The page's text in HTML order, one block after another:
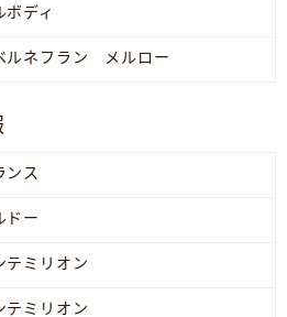
ボディ
ルネフラン メルロー
ンス
ドー
テミリオン
テミリオン